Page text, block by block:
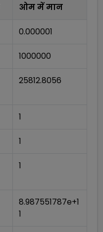
ओममें मान
0.000001
1000000
25812.8056
1
1
1
8.987551787e+1
1